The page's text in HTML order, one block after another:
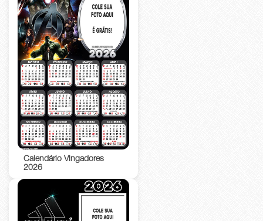
Calendário Vingadores
2026